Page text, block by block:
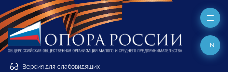
Версия для слабовидящих
EN